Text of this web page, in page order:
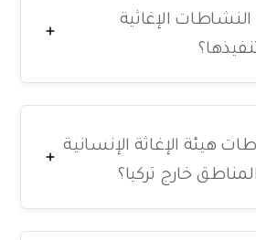
الإغاثية
هيئة الإغاثة الإنسانية